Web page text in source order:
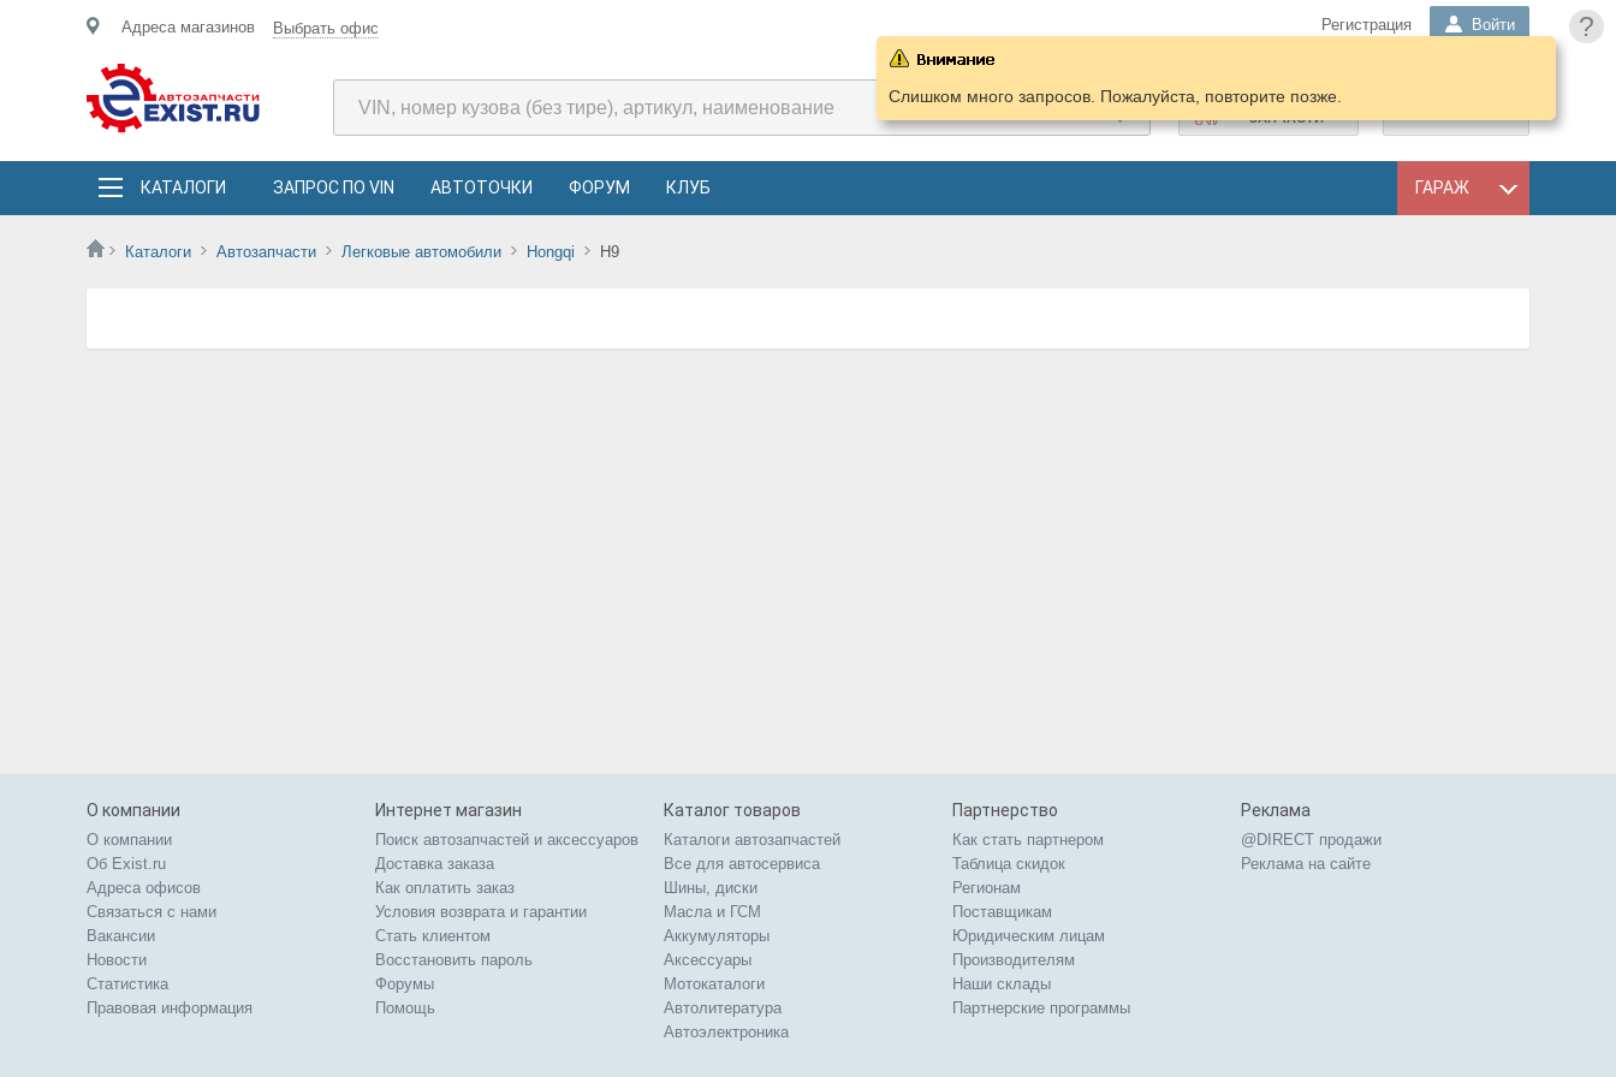
?
Адреса магазинов Выбрать офис Регистрация Войти
ПОДОБРАТЬ
ЗАПЧАСТИ
КАТАЛОГИ ЗАПРОС ПО VIN АВТОТОЧКИ ФОРУМ КЛУБ ГАРАЖ
Каталоги Автозапчасти Легковые автомобили Hongqi H9
Слишком много запросов. Пожалуйста, повторите позже.
О компании
О компании
Об Exist.ru
Адреса офисов
Связаться с нами
Вакансии
Новости
Статистика
Правовая информация
Интернет магазин
Поиск автозапчастей и аксессуаров
Доставка заказа
Как оплатить заказ
Условия возврата и гарантии
Стать клиентом
Восстановить пароль
Форумы
Помощь
Каталог товаров
Каталоги автозапчастей
Все для автосервиса
Шины, диски
Масла и ГСМ
Аккумуляторы
Аксессуары
Мотокаталоги
Автолитература
Автоэлектроника
Партнерство
Как стать партнером
Таблица скидок
Регионам
Поставщикам
Юридическим лицам
Производителям
Наши склады
Партнерские программы
Реклама
@DIRECT продажи
Реклама на сайте